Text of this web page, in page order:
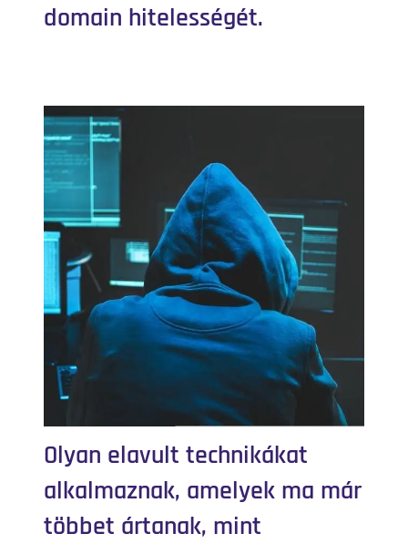
domain hitelességét.
Olyan elavult technikákat
alkalmaznak, amelyek ma már
többet ártanak, mint